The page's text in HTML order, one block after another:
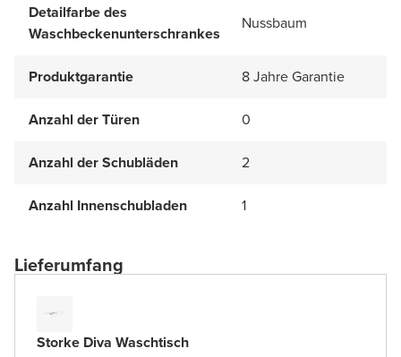
Detailfarbe des
Waschbeckenunterschrankes
Nussbaum
Produktgarantie 8 Jahre Garantie
Anzahl der Türen 0
Anzahl der Schubläden 2
Anzahl Innenschubladen 1
Lieferumfang
Storke Diva Waschtisch